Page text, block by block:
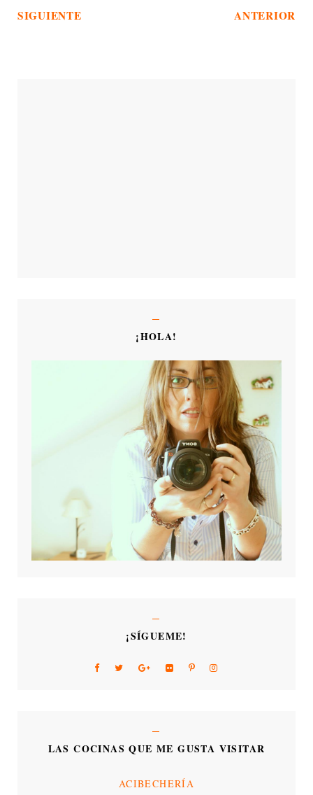
SIGUIENTE ANTERIOR
¡HOLA!
¡SÍGUEME!
LAS COCINAS QUE ME GUSTA VISITAR
ACIBECHERÍA